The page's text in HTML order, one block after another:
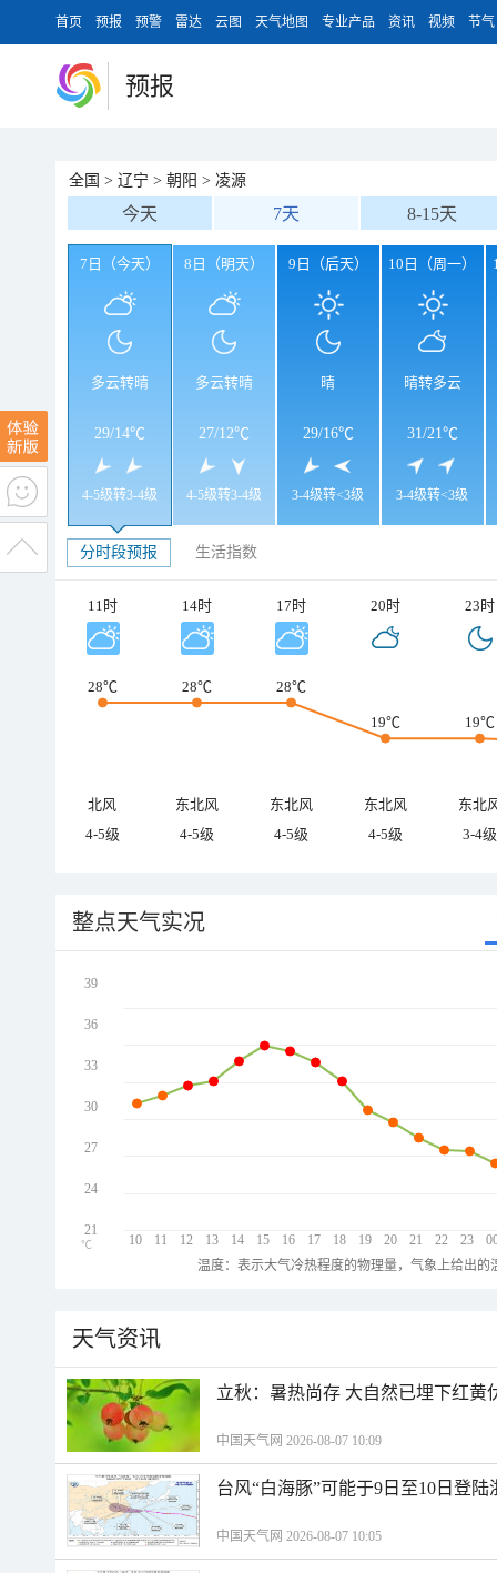
首页 预报 预警 雷达 云图 天气地图 专业产品 资讯 视频 节气
预报
全国 > 辽宁 > 朝阳 > 凌源
今天 7天 8-15天
7日（今天）
多云转晴
29/14℃
4-5级转3-4级
8日（明天）
多云转晴
27/12℃
4-5级转3-4级
9日（后天）
晴
29/16℃
3-4级转<3级
10日（周一）
晴转多云
31/21℃
3-4级转<3级
分时段预报 生活指数
11时 14时 17时 20时 23时
28℃ 28℃ 28℃
19℃ 19℃
北风 东北风 东北风 东北风
东北
4-5级
4-5级 4-5级 4-5级 3-4级
整点天气实况
10 11 12 13 14 15 16 17 18 19 20 21 22 23
39
36
33
30
27
24
21
℃
温度：表示大气冷热程度的物理量，气象上给出
天气资讯
立秋：暑热尚存 大自然已埋下红黄
中国天气网 2026-08-07 10:09
台风“白海豚”可能于9日至10日登陆
中国天气网 2026-08-07 10:05